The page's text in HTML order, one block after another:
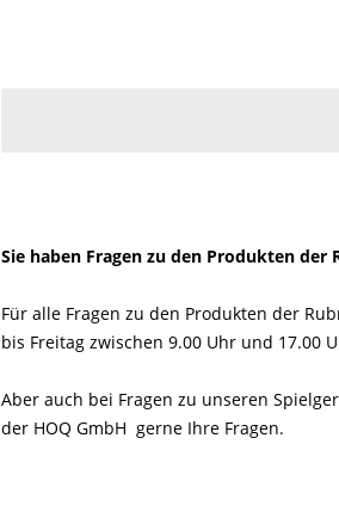
Sie haben Fragen zu den Produkten der
Für alle Fragen zu den Produkten der
bis Freitag zwischen 9.00 Uhr und 17.00
Aber auch bei Fragen zu unseren
der HOQ GmbH gerne Ihre Fragen.